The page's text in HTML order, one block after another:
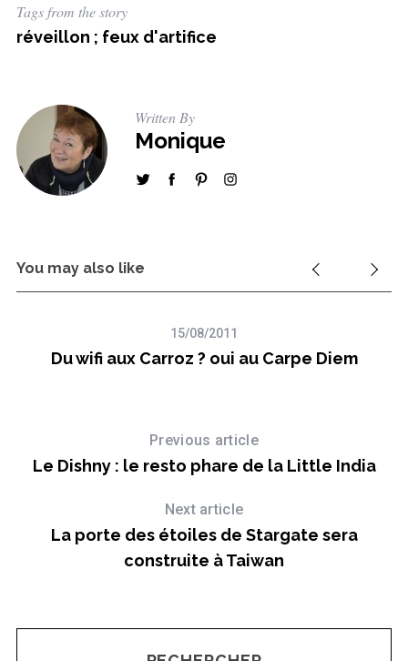
Tags from the story
réveillon ; feux d'artifice
Written By
Monique
You may also like
15/08/2011
Du wifi aux Carroz ? oui au Carpe Diem
Previous article
Le Dishny : le resto phare de la Little India
Next article
La porte des étoiles de Stargate sera
construite à Taiwan